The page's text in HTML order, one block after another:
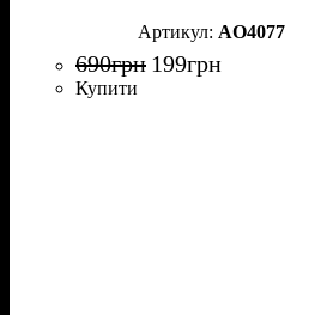
AO4077
690грн 199грн
Купити